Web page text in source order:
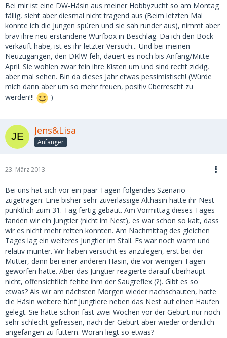
Bei mir ist eine DW-Häsin aus meiner Hobbyzucht so am Montag
fällig, sieht aber diesmal nicht tragend aus (Beim letzten Mal
konnte ich die Jungen spüren und sie sah runder aus), nimmt aber
brav ihre neu erstandene Wurfbox in Beschlag. Da ich den Bock
verkauft habe, ist es ihr letzter Versuch... Und bei meinen
Neuzugängen, den DKlW feh, dauert es noch bis Anfang/Mitte
April. Sie wohlen zwar fein ihre Kisten um und sind recht zickig,
aber mal sehen. Bin da dieses Jahr etwas pessimistisch! (Würde
mich dann aber um so mehr freuen, positiv überrescht zu
werden!!!
)
Jens&Lisa
Anfänger
23. März 2013
Bei uns hat sich vor ein paar Tagen folgendes Szenario
zugetragen: Eine bisher sehr zuverlässige Althäsin hatte ihr Nest
pünktlich zum 31. Tag fertig gebaut. Am Vormittag dieses Tages
fanden wir ein Jungtier (nicht im Nest), es war schon so kalt, dass
wir es nicht mehr retten konnten. Am Nachmittag des gleichen
Tages lag ein weiteres Jungtier im Stall. Es war noch warm und
relativ munter. Wir haben versucht es anzulegen, erst bei der
Mutter, dann bei einer anderen Häsin, die vor wenigen Tagen
geworfen hatte. Aber das Jungtier reagierte darauf überhaupt
nicht, offensichtlich fehlte ihm der Saugreflex (?). Gibt es so
etwas? Als wir am nächsten Morgen wieder nachschauten, hatte
die Häsin weitere fünf Jungtiere neben das Nest auf einen Haufen
gelegt. Sie hatte schon fast zwei Wochen vor der Geburt nur noch
sehr schlecht gefressen, nach der Geburt aber wieder ordentlich
angefangen zu futtern. Woran liegt so etwas?